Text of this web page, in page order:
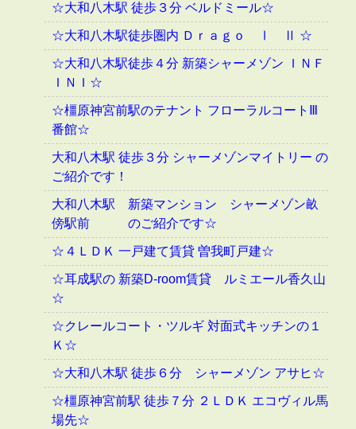
☆大和八木駅 徒歩３分 ベルドミール☆
☆大和八木駅徒歩圏内 Ｄｒａｇｏ Ⅰ Ⅱ ☆
☆大和八木駅徒歩４分 新築シャーメゾン ＩＮＦ
ＩＮＩ☆
☆橿原神宮前駅のテナント フローラルコートⅢ
番館☆
大和八木駅 徒歩３分 シャーメゾンマイトリー の
ご紹介です！
大和八木駅 新築マンション シャーメゾン畝
傍駅前 のご紹介です☆
☆４ＬＤＫ 一戸建て賃貸 曽我町戸建☆
☆耳成駅の 新築D-room賃貸 ルミエール香久山
☆
☆クレールコート・ツルギ 対面式キッチンの１
Ｋ☆
☆大和八木駅 徒歩６分 シャーメゾン アサヒ☆
☆橿原神宮前駅 徒歩７分 ２ＬＤＫ エコヴィル馬
場先☆